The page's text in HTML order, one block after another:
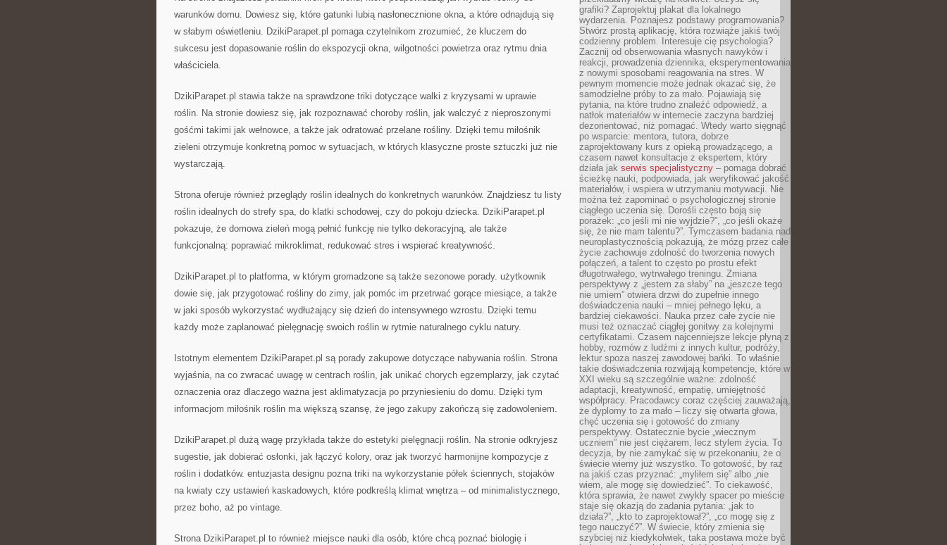
warunków domu. Dowiesz się, które gatunki lubią nasłonecznione okna, a które odnajdują się
w słabym oświetleniu. DzikiParapet.pl pomaga czytelnikom zrozumieć, że kluczem do
sukcesu jest dopasowanie roślin do ekspozycji okna, wilgotności powietrza oraz rytmu dnia
właściciela.
DzikiParapet.pl stawia także na sprawdzone triki dotyczące walki z kryzysami w uprawie
roślin. Na stronie dowiesz się, jak rozpoznawać choroby roślin, jak walczyć z nieproszonymi
gośćmi takimi jak wełnowce, a także jak odratować przelane rośliny. Dzięki temu miłośnik
zieleni otrzymuje konkretną pomoc w sytuacjach, w których klasyczne proste sztuczki już nie
wystarczają.
Strona oferuje również przeglądy roślin idealnych do konkretnych warunków. Znajdziesz tu listy
roślin idealnych do strefy spa, do klatki schodowej, czy do pokoju dziecka. DzikiParapet.pl
pokazuje, że domowa zieleń mogą pełnić funkcję nie tylko dekoracyjną, ale także
funkcjonalną: poprawiać mikroklimat, redukować stres i wspierać kreatywność.
DzikiParapet.pl to platforma, w którym gromadzone są także sezonowe porady. użytkownik
dowie się, jak przygotować rośliny do zimy, jak pomóc im przetrwać gorące miesiące, a także
w jaki sposób wykorzystać wydłużający się dzień do intensywnego wzrostu. Dzięki temu
każdy może zaplanować pielęgnację swoich roślin w rytmie naturalnego cyklu natury.
Istotnym elementem DzikiParapet.pl są porady zakupowe dotyczące nabywania roślin. Strona
wyjaśnia, na co zwracać uwagę w centrach roślin, jak unikać chorych egzemplarzy, jak czytać
oznaczenia oraz dlaczego ważna jest aklimatyzacja po przyniesieniu do domu. Dzięki tym
informacjom miłośnik roślin ma większą szansę, że jego zakupy zakończą się zadowoleniem.
DzikiParapet.pl dużą wagę przykłada także do estetyki pielęgnacji roślin. Na stronie odkryjesz
sugestie, jak dobierać osłonki, jak łączyć kolory, oraz jak tworzyć harmonijne kompozycje z
roślin i dodatków. entuzjasta designu pozna triki na wykorzystanie półek ściennych, stojaków
na kwiaty czy ustawień kaskadowych, które podkreślą klimat wnętrza – od minimalistycznego,
przez boho, aż po vintage.
Strona DzikiParapet.pl to również miejsce nauki dla osób, które chcą poznać biologię i
grafiki? Zaprojektuj plakat dla lokalnego
wydarzenia. Poznajesz podstawy programowania?
Stwórz prostą aplikację, która rozwiąże jakiś twój
codzienny problem. Interesuje cię psychologia?
Zacznij od obserwowania własnych nawyków i
reakcji, prowadzenia dziennika, eksperymentowania
z nowymi sposobami reagowania na stres. W
pewnym momencie może jednak okazać się, że
samodzielne próby to za mało. Pojawiają się
pytania, na które trudno znaleźć odpowiedź, a
natłok materiałów w internecie zaczyna bardziej
dezorientować, niż pomagać. Wtedy warto sięgnąć
po wsparcie: mentora, tutora, dobrze
zaprojektowany kurs z opieką prowadzącego, a
czasem nawet konsultacje z ekspertem, który
działa jak serwis specjalistyczny – pomaga dobrać
ścieżkę nauki, podpowiada, jak weryfikować jakość
materiałów, i wspiera w utrzymaniu motywacji. Nie
można też zapominać o psychologicznej stronie
ciągłego uczenia się. Dorośli często boją się
porażek: „co jeśli mi nie wyjdzie?”, „co jeśli okaże
się, że nie mam talentu?”. Tymczasem badania nad
neuroplastycznością pokazują, że mózg przez całe
życie zachowuje zdolność do tworzenia nowych
połączeń, a talent to często po prostu efekt
długotrwałego, wytrwałego treningu. Zmiana
perspektywy z „jestem za słaby” na „jeszcze tego
nie umiem” otwiera drzwi do zupełnie innego
doświadczenia nauki – mniej pełnego lęku, a
bardziej ciekawości. Nauka przez całe życie nie
musi też oznaczać ciągłej gonitwy za kolejnymi
certyfikatami. Czasem najcenniejsze lekcje płyną z
hobby, rozmów z ludźmi z innych kultur, podróży,
lektur spoza naszej zawodowej bańki. To właśnie
takie doświadczenia rozwijają kompetencje, które w
XXI wieku są szczególnie ważne: zdolność
adaptacji, kreatywność, empatię, umiejętność
współpracy. Pracodawcy coraz częściej zauważają,
że dyplomy to za mało – liczy się otwarta głowa,
chęć uczenia się i gotowość do zmiany
perspektywy. Ostatecznie bycie „wiecznym
uczniem” nie jest ciężarem, lecz stylem życia. To
decyzja, by nie zamykać się w przekonaniu, że o
świecie wiemy już wszystko. To gotowość, by raz
na jakiś czas przyznać: „myliłem się” albo „nie
wiem, ale mogę się dowiedzieć”. To ciekawość,
która sprawia, że nawet zwykły spacer po mieście
staje się okazją do zadania pytania: „jak to
działa?”, „kto to zaprojektował?”, „co mogę się z
tego nauczyć?”. W świecie, który zmienia się
szybciej niż kiedykolwiek, taka postawa może być